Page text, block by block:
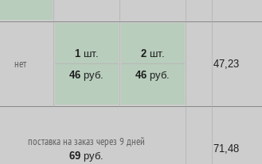
нет
1шт.
46 руб.
2шт.
46 руб.
47,23
поставка на заказ через 9 дней
69 руб.
71,48